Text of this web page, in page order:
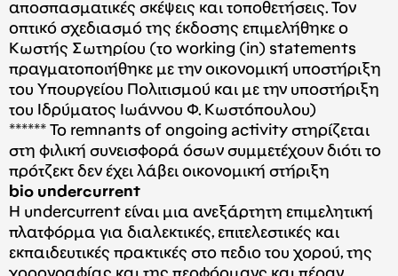
αποσπασματικές σκέψεις και τοποθετήσεις. Τον
οπτικό σχεδιασμό της έκδοσης επιμελήθηκε ο
Κωστής Σωτηρίου (το working (in) statements
πραγματοποιήθηκε με την οικονομική υποστήριξη
του Υπουργείου Πολιτισμού και με την υποστήριξη
του Ιδρύματος Ιωάννου Φ. Κωστόπουλου)
****** To remnants of ongoing activity στηρίζεται
στη φιλική συνεισφορά όσων συμμετέχουν διότι το
πρότζεκτ δεν έχει λάβει οικονομική στήριξη
bio undercurrent
Η undercurrent είναι μια ανεξάρτητη επιμελητική
πλατφόρμα για διαλεκτικές, επιτελεστικές και
εκπαιδευτικές πρακτικές στο πεδιο του χορού, της